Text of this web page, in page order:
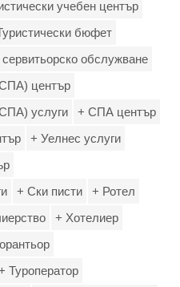
учебен център
бюфет
обслужване
център
услуги
+ СПА център
+ Уелнес услуги
+ Ски писти
+ Ротел
+ Хотелиер
Туроператор